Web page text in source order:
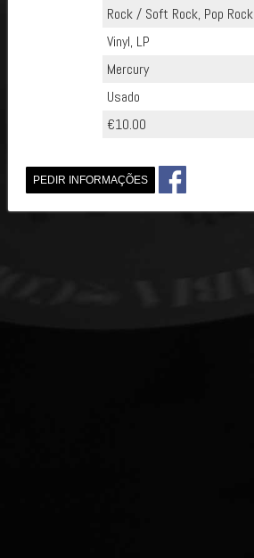
Rock / Soft Rock, Pop Rock
Vinyl, LP
Mercury
Usado
€10.00
PEDIR INFORMAÇÕES